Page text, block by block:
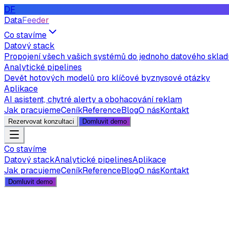
DF
DataFeeder
Co stavíme
Datový stack
Propojení všech vašich systémů do jednoho datového
Analytické pipelines
Devět hotových modelů pro klíčové byznysové otázky
Aplikace
AI asistent, chytré alerty a obohacování reklam
Jak pracujemeCeníkReferenceBlogO násKontakt
Rezervovat konzultaci Domluvit demo
Co stavíme
Datový stackAnalytické pipelinesAplikace
Jak pracujemeCeníkReferenceBlogO násKontakt
Domluvit demo